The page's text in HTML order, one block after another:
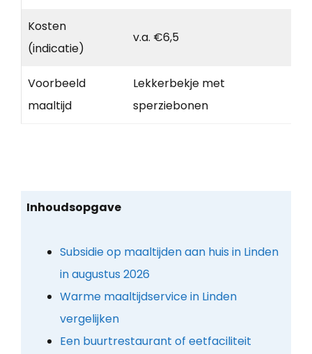
Kosten
(indicatie)
v.a. €6,5
Voorbeeld
maaltijd
Lekkerbekje met
sperziebonen
Inhoudsopgave
Subsidie op maaltijden aan huis in Linden
in augustus 2026
Warme maaltijdservice in Linden
vergelijken
Een buurtrestaurant of eetfaciliteit